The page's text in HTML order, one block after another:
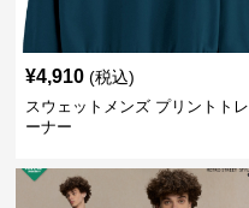
¥4,910 (税込)
スウェットメンズ プリントトレ
ーナー